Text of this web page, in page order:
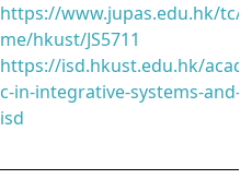
https://www.jupas.edu.hk/tc/
me/hkust/JS5711
https://isd.hkust.edu.hk/
c-in-integrative-systems-and-
isd